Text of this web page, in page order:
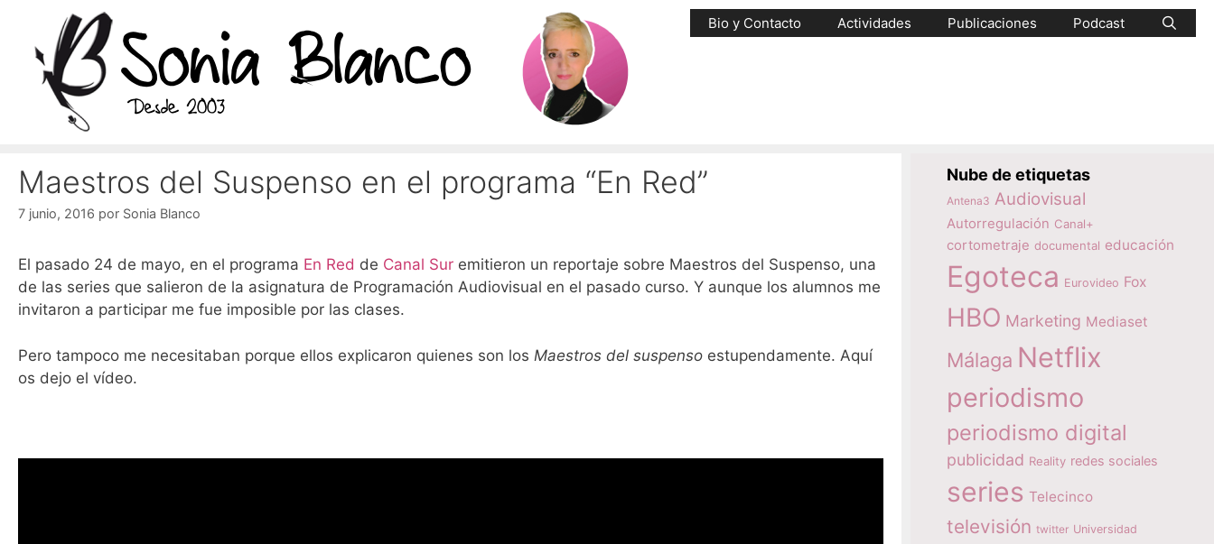
contenido
Bio y Contacto Actividades Publicaciones Podcast
Maestros del Suspenso en el programa “En Red”
7 junio, 2016 por Sonia Blanco
El pasado 24 de mayo, en el programa En Red de Canal Sur emitieron un reportaje sobre Maestros del Suspenso, una
de las series que salieron de la asignatura de Programación Audiovisual en el pasado curso. Y aunque los alumnos me
invitaron a participar me fue imposible por las clases.
Pero tampoco me necesitaban porque ellos explicaron quienes son los Maestros del suspenso estupendamente. Aquí
os dejo el vídeo.
Nube de etiquetas
Antena3 Audiovisual
Autorregulación Canal+
cortometraje documental educación
Egoteca Eurovideo Fox
HBO Marketing Mediaset
Málaga Netflix
periodismo
periodismo digital
publicidad Reality redes sociales
series Telecinco
televisión twitter Universidad